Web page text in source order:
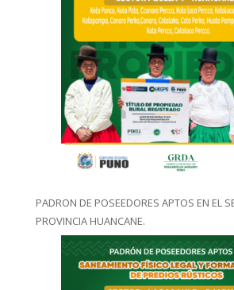
PADRON DE POSEEDORES APTOS EN EL
PROVINCIA HUANCANE.